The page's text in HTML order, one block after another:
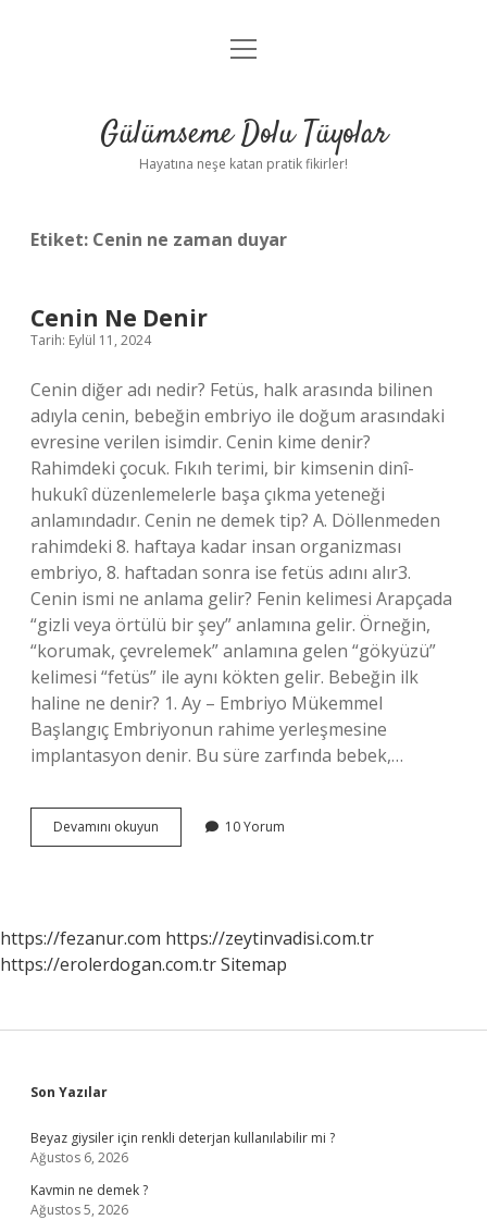
Anasayfa
Yasal Uyarı
menüyü
Gülümseme Dolu Tüyolar
Hayatına neşe katan pratik fikirler!
Etiket: Cenin ne zaman duyar
Cenin Ne Denir
Tarih: Eylül 11, 2024
Cenin diğer adı nedir? Fetüs, halk arasında bilinen
adıyla cenin, bebeğin embriyo ile doğum arasındaki
evresine verilen isimdir. Cenin kime denir?
Rahimdeki çocuk. Fıkıh terimi, bir kimsenin dinî-
hukukî düzenlemelerle başa çıkma yeteneği
anlamındadır. Cenin ne demek tip? A. Döllenmeden
rahimdeki 8. haftaya kadar insan organizması
embriyo, 8. haftadan sonra ise fetüs adını alır3.
Cenin ismi ne anlama gelir? Fenin kelimesi Arapçada
“gizli veya örtülü bir şey” anlamına gelir. Örneğin,
“korumak, çevrelemek” anlamına gelen “gökyüzü”
kelimesi “fetüs” ile aynı kökten gelir. Bebeğin ilk
haline ne denir? 1. Ay – Embriyo Mükemmel
Başlangıç ​​Embriyonun rahime yerleşmesine
implantasyon denir. Bu süre zarfında bebek,…
Devamını okuyun
Ne
10 Yorum
https://fezanur.com https://zeytinvadisi.com.tr
https://erolerdogan.com.trSitemap
Sidebar
Son Yazılar
Beyaz giysiler için renkli deterjan kullanılabilir mi ?
Ağustos 6, 2026
Kavmin ne demek ?
Ağustos 5, 2026